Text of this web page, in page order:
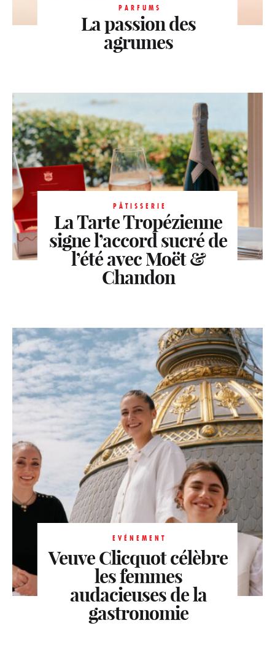
PARFUMS
La passion des
agrumes
PÂTISSERIE
La Tarte Tropézienne
signe l’accord sucré de
l’été avec Moët &
Chandon
EVÉNEMENT
Veuve Clicquot célèbre
les femmes
audacieuses de la
gastronomie